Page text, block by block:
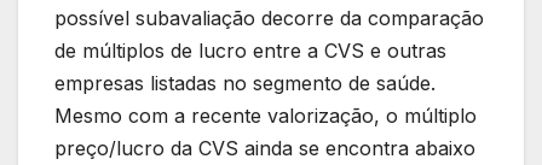
possível subavaliação decorre da comparação
de múltiplos de lucro entre a CVS e outras
empresas listadas no segmento de saúde.
Mesmo com a recente valorização, o múltiplo
preço/lucro da CVS ainda se encontra abaixo